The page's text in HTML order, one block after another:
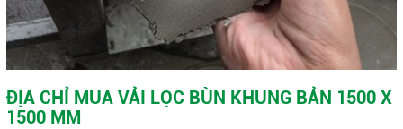
ĐỊA CHỈ MUA VẢI LỌC BÙN KHUNG BẢN 1500 X
1500 MM